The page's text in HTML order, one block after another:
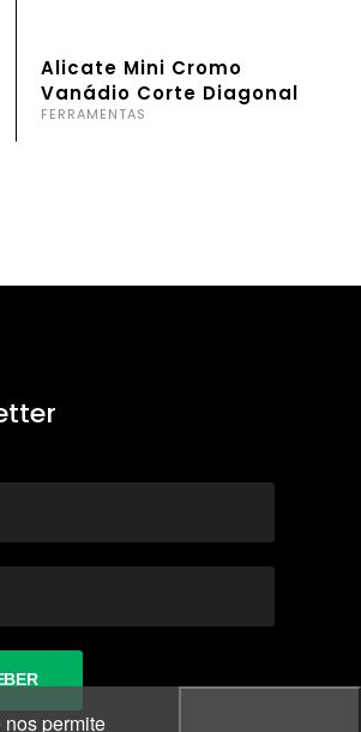
Alicate Mini Cromo
Vanádio Corte Diagonal
FERRAMENTAS
permite